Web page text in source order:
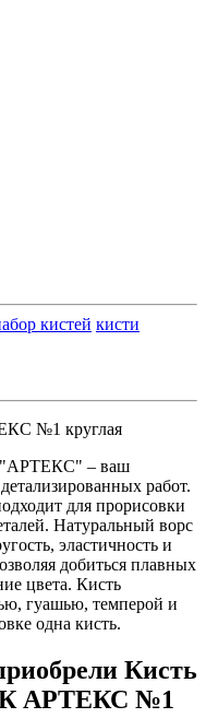
кистей кисти
№1 круглая
– ваш
работ.
для прорисовки
Натуральный ворс
эластичность и
добиться плавных
цвета. Кисть
гуашью, темперой и
одна кисть.
Кисть
АРТЕКС №1